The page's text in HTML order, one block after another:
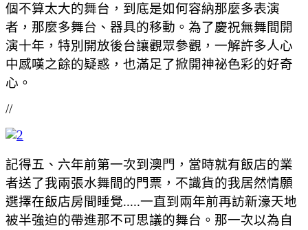
個不算太大的舞台，到底是如何容納那麼多表演
者，那麼多舞台、器具的移動。為了慶祝無舞間開
演十年，特別開放後台讓觀眾參觀，一解許多人心
中感嘆之餘的疑惑，也滿足了掀開神祕色彩的好奇
心。
//
記得五、六年前第一次到澳門，當時就有飯店的業
者送了我兩張水舞間的門票，不識貨的我居然情願
選擇在飯店房間睡覺.....一直到兩年前再訪新濠天地
被半強迫的帶進那不可思議的舞台。那一次以為自